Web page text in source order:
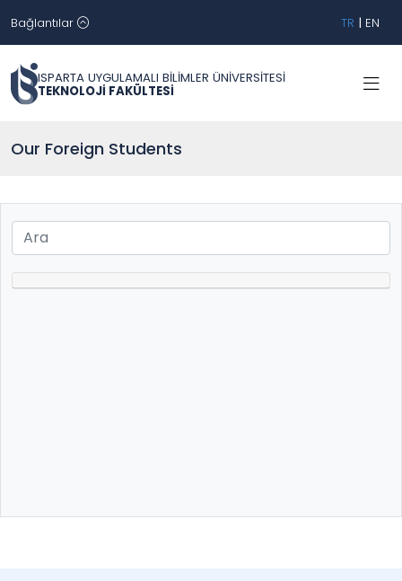
Bağlantılar TR | EN
ISPARTA UYGULAMALI BİLİMLER ÜNİVERSİTESİ
TEKNOLOJİ FAKÜLTESİ
Our Foreign Students